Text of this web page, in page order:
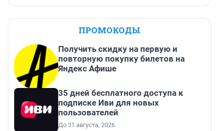
ПРОМОКОДЫ
Получить скидку на первую и
повторную покупку билетов на
Яндекс Афише
35 дней бесплатного доступа к
подписке Иви для новых
пользователей
До 31 августа, 2026